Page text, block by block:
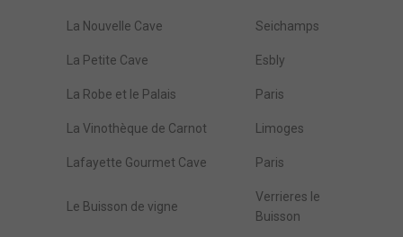
La Nouvelle Cave Seichamps
La Petite Cave Esbly
La Robe et le Palais Paris
La Vinothèque de Carnot Limoges
Lafayette Gourmet Cave Paris
Le Buisson de vigne
Verrieres le
Buisson